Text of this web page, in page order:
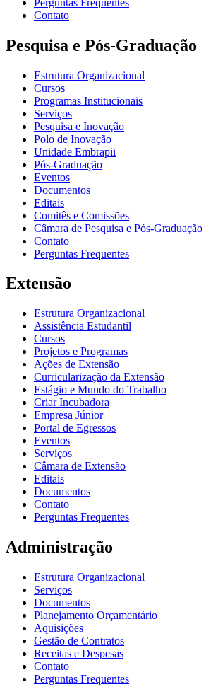
Contato
Pesquisa e Pós-Graduação
Estrutura Organizacional
Cursos
Programas Institucionais
Serviços
Pesquisa e Inovação
Polo de Inovação
Unidade Embrapii
Pós-Graduação
Eventos
Documentos
Editais
Comitês e Comissões
Câmara de Pesquisa e Pós-Graduação
Contato
Perguntas Frequentes
Extensão
Estrutura Organizacional
Assistência Estudantil
Cursos
Projetos e Programas
Ações de Extensão
Curricularização da Extensão
Estágio e Mundo do Trabalho
Criar Incubadora
Empresa Júnior
Portal de Egressos
Eventos
Serviços
Câmara de Extensão
Editais
Documentos
Contato
Perguntas Frequentes
Administração
Estrutura Organizacional
Serviços
Documentos
Planejamento Orçamentário
Aquisições
Gestão de Contratos
Receitas e Despesas
Contato
Perguntas Frequentes